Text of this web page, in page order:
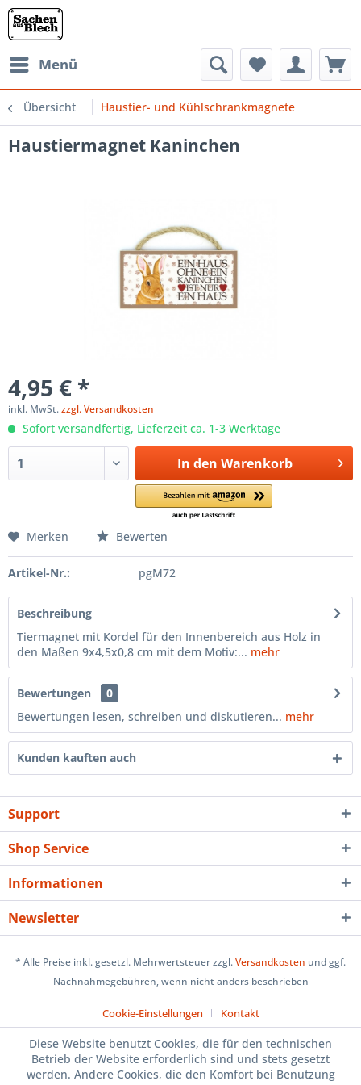
Menü
Übersicht Haustier- und Kühlschrankmagnete
Haustiermagnet Kaninchen
4,95 € *
inkl. MwSt.zzgl. Versandkosten
Sofort versandfertig, Lieferzeit ca. 1-3 Werktage
In den Warenkorb
Merken Bewerten
Artikel-Nr.: pgM72
Beschreibung
Tiermagnet mit Kordel für den Innenbereich aus Holz in
den Maßen 9x4,5x0,8 cm mit dem Motiv:... mehr
Bewertungen
0
Bewertungen lesen, schreiben und diskutieren... mehr
Kunden kauften auch
Support
Shop Service
Informationen
Newsletter
* Alle Preise inkl. gesetzl. Mehrwertsteuer zzgl.Versandkosten und ggf.
Nachnahmegebühren, wenn nicht anders beschrieben
Cookie-Einstellungen Kontakt
Diese Website benutzt Cookies, die für den technischen
Betrieb der Website erforderlich sind und stets gesetzt
werden. Andere Cookies, die den Komfort bei Benutzung